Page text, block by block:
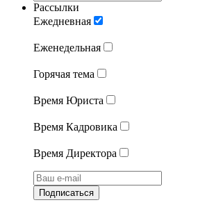
Рассылки
Ежедневная
Еженедельная
Горячая тема
Время Юриста
Время Кадровика
Время Директора
Подписаться